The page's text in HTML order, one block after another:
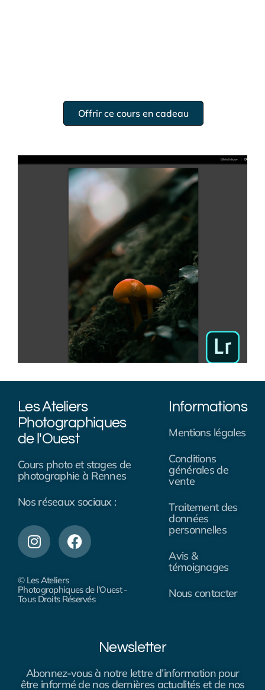
Offrir ce cours en cadeau
Les Ateliers
Photographiques
de l'Ouest
Cours photo et stages de
photographie à Rennes
Nos réseaux sociaux :
© Les Ateliers
Photographiques de l'Ouest -
Tous Droits Réservés
Informations
Mentions légales
Conditions
générales de
vente
Traitement des
données
personnelles
Avis &
témoignages
Nous contacter
Newsletter
Abonnez-vous à notre lettre d’information pour
être informé de nos dernières actualités et de nos